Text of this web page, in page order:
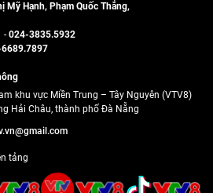
Mỹ Hạnh, Phạm Quốc Thắng,
- 024-3835.5932
khu vực Miền Trung – Tây Nguyên (VTV8)
Hải Châu, thành phố Đà Nẵng
tảng